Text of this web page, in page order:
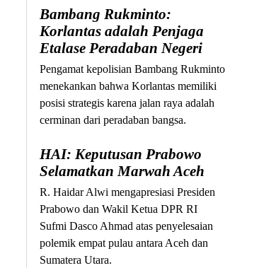
Bambang Rukminto:
Korlantas adalah Penjaga
Etalase Peradaban Negeri
Pengamat kepolisian Bambang Rukminto
menekankan bahwa Korlantas memiliki
posisi strategis karena jalan raya adalah
cerminan dari peradaban bangsa.
HAI: Keputusan Prabowo
Selamatkan Marwah Aceh
R. Haidar Alwi mengapresiasi Presiden
Prabowo dan Wakil Ketua DPR RI
Sufmi Dasco Ahmad atas penyelesaian
polemik empat pulau antara Aceh dan
Sumatera Utara.